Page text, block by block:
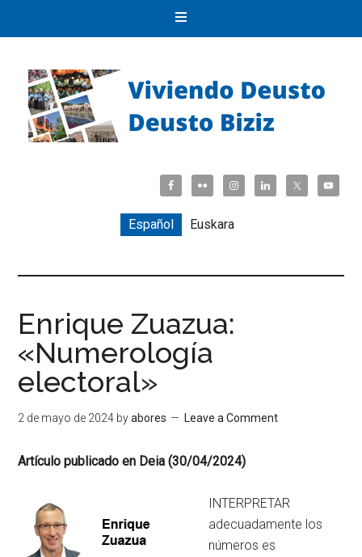
Español Euskara
Enrique Zuazua:
«Numerología
electoral»
2 de mayo de 2024 byabores Leave a Comment
Artículo publicado en Deia (30/04/2024)
INTERPRETAR
adecuadamente los
números es